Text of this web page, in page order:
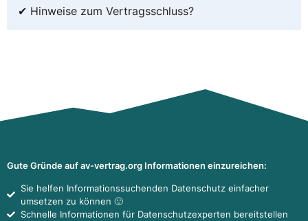
✔ Hinweise zum Vertragsschluss?
Gute Gründe auf av-vertrag.org Informationen einzureichen:
Sie helfen Informationssuchenden Datenschutz einfacher
umsetzen zu können 🙂
Schnelle Informationen für Datenschutzexperten bereitstellen